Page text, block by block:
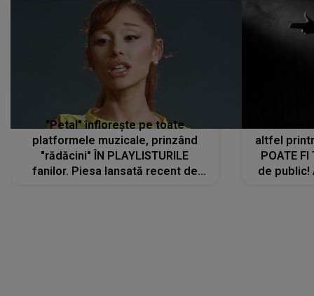
"Petal" înflorește pe toate
platformele muzicale, prinzând
"rădăcini" ÎN PLAYLISTURILE
fanilor. Piesa lansată recent de
altfel
POATE FI
de public!